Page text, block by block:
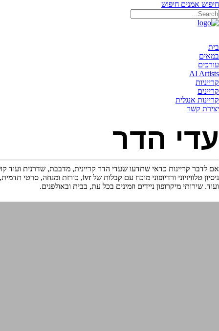
חיפוש אמנים חיפוש
בית
במאים
עורכים
AI Artists
קרייניות
קריינים
קריינות אנגלית
יצירת קשר
עדי הדר
אם לדבר קריינות כדאי שתדעו שעדי הדר קריינית, מדבבת, שדרנית ועוד
ועוד. שירותי מיקרופון ניידים וזמינים בכל עת, בבית ובאולפנים.